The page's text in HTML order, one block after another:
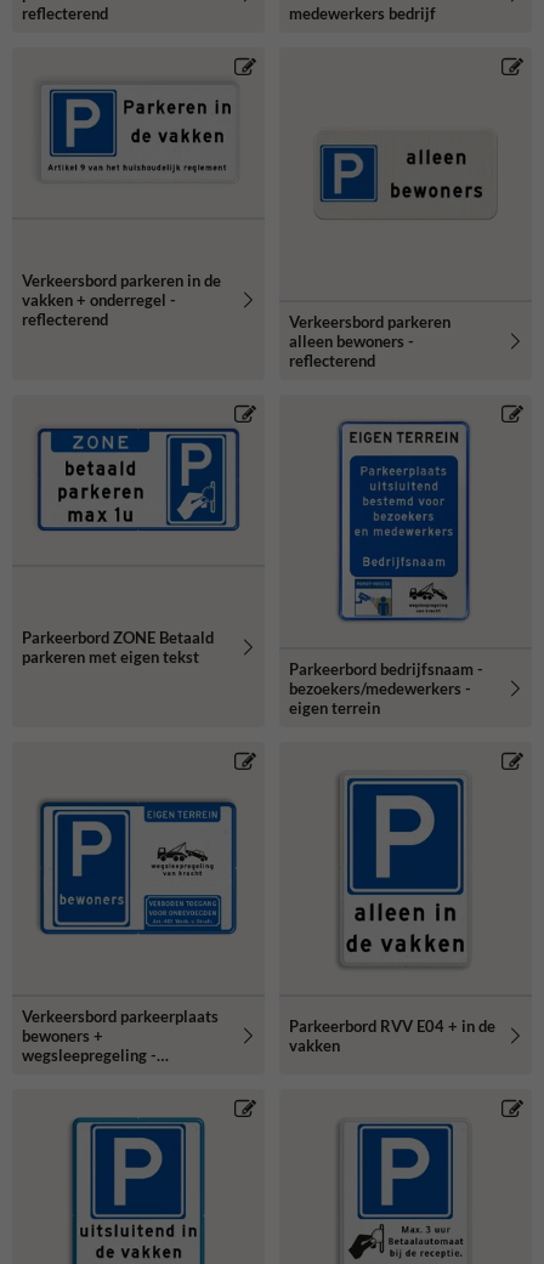
reflecterend
medewerkers bedrijf
Verkeersbord parkeren in de
vakken + onderregel -
reflecterend
Verkeersbord parkeren
alleen bewoners -
reflecterend
Parkeerbord ZONE Betaald
parkeren met eigen tekst
Parkeerbord bedrijfsnaam -
bezoekers/medewerkers -
eigen terrein
Verkeersbord parkeerplaats
bewoners +
wegsleepregeling -
Parkeerbord RVV E04 + in de
vakken